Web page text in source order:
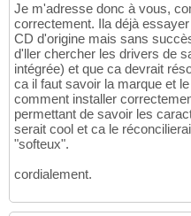
Je m'adresse donc à vous,
correctement. Ila déjà
CD d'origine mais sans
d'ller chercher les drivers de
intégrée) et que ca devrait
ca il faut savoir la marque et
comment installer
permettant de savoir les
serait cool et ca le
"softeux".
cordialement.